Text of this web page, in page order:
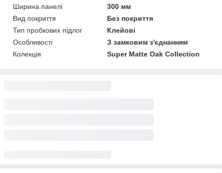
Ширина панелі
300 мм
Вид покриття
Без покриття
Тип пробкових підлог
Клейові
Особливості
З замковим з'єднанням
Колекція
Super Matte Oak Collection